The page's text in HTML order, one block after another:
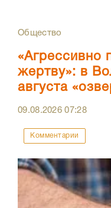
Общество
«Агрессивно
жертву»: в
августа
09.08.202607:28
Комментарии